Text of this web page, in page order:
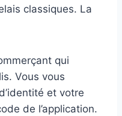
classiques. La
qui
Vous vous
et votre
de l’application.